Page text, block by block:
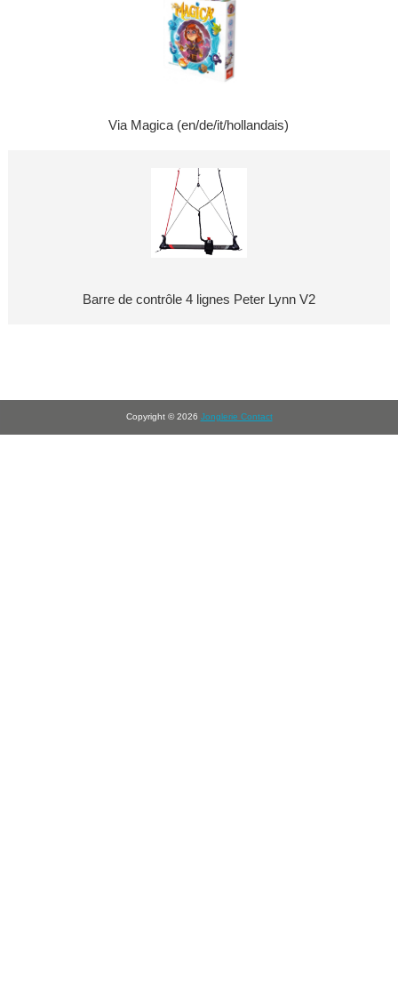
Via Magica (en/de/it/hollandais)
Barre de contrôle 4 lignes Peter Lynn V2
Copyright © 2026 Jonglerie Contact